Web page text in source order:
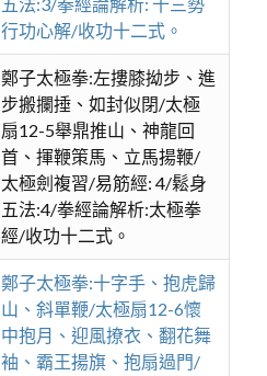
行功心解/收功十二式。
鄭子太極拳:左摟膝拗步、進
步搬攔捶、如封似閉/太極
扇12-5舉鼎推山、神龍回
首、揮鞭策馬、立馬揚鞭/
太極劍複習/易筋經: 4/鬆身
五法:4/拳經論解析:太極拳
經/收功十二式。
鄭子太極拳:十字手、抱虎歸
山、斜單鞭/太極扇12-6懷
中抱月、迎風撩衣、翻花舞
袖、霸王揚旗、抱扇過門/